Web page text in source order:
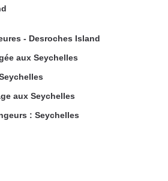
- Desroches Island
aux Seychelles
aux Seychelles
: Seychelles